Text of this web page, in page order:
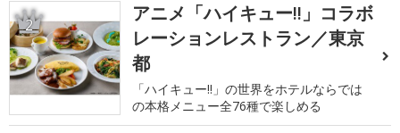
2
アニメ「ハイキュー!!」コラボ
レーションレストラン／東京
都
「ハイキュー!!」の世界をホテルならでは
の本格メニュー全76種で楽しめる